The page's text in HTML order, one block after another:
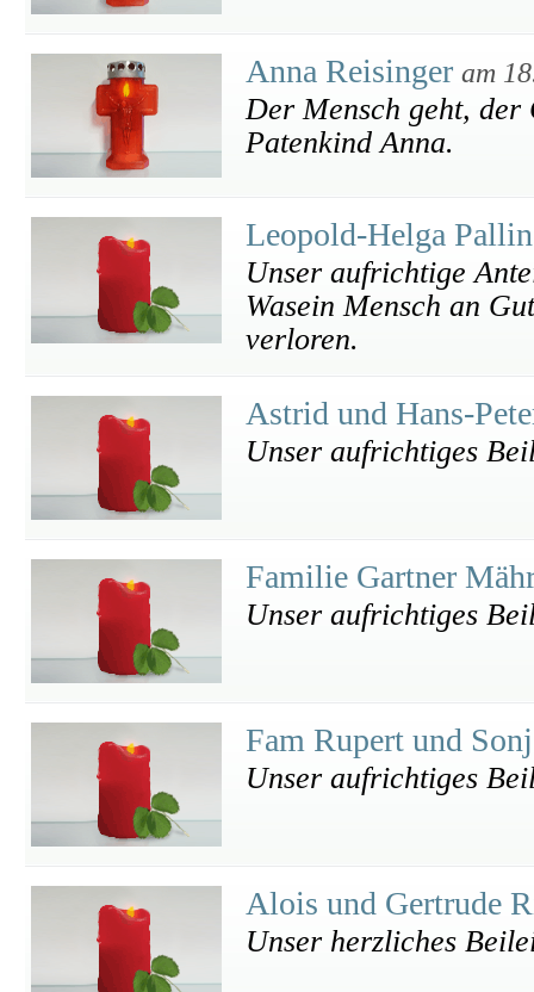
Anna Reisinger am
Der Mensch geht,
Patenkind Anna.
Leopold-Helga
Unser aufrichtige
Wasein Mensch an
verloren.
Astrid und Hans-
Unser aufrichtiges
Familie Gartner
Unser aufrichtiges
Fam Rupert und
Unser aufrichtiges
Alois und Gertrude
Unser herzliches